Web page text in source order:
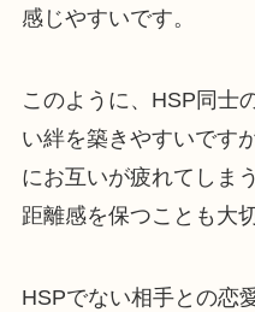
感じやすいです。
このように、HSP同士
い絆を築きやすいです
にお互いが疲れてしま
距離感を保つことも大
HSPでない相手との恋